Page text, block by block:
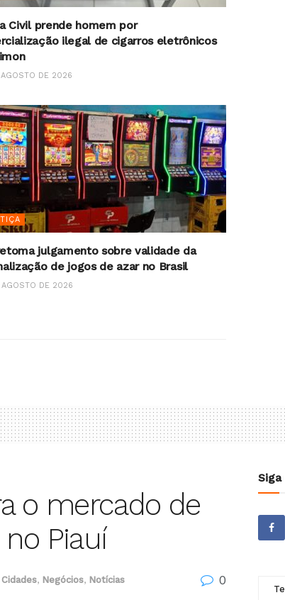
Civil prende homem por
ilegal de cigarros eletrônicos
DE 2026
julgamento sobre validade da
de jogos de azar no Brasil
DE 2026
o mercado de
Piauí
Cidades, Negócios, Notícias 0
Siga